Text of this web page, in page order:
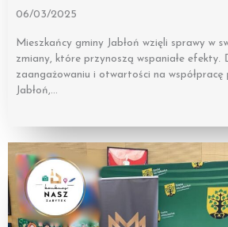
06/03/2025
Mieszkańcy gminy Jabłoń wzięli sprawy w
zmiany, które przynoszą wspaniałe efekty.
zaangażowaniu i otwartości na współpracę
Jabłoń,…